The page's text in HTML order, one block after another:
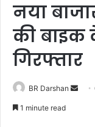
नया
की बाइक
गिरफ्तार
BR Darshan
1 minute read